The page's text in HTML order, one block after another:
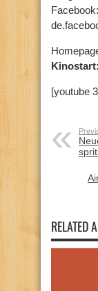
[youtube
RELATED